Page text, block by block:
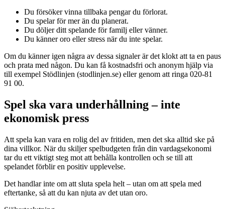
Du försöker vinna tillbaka pengar du förlorat.
Du spelar för mer än du planerat.
Du döljer ditt spelande för familj eller vänner.
Du känner oro eller stress när du inte spelar.
Om du känner igen några av dessa signaler är det klokt att ta en paus
och prata med någon. Du kan få kostnadsfri och anonym hjälp via
till exempel Stödlinjen (stodlinjen.se) eller genom att ringa 020-81
91 00.
Spel ska vara underhållning – inte
ekonomisk press
Att spela kan vara en rolig del av fritiden, men det ska alltid ske på
dina villkor. När du skiljer spelbudgeten från din vardagsekonomi
tar du ett viktigt steg mot att behålla kontrollen och se till att
spelandet förblir en positiv upplevelse.
Det handlar inte om att sluta spela helt – utan om att spela med
eftertanke, så att du kan njuta av det utan oro.